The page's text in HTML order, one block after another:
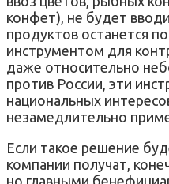
конфет), не будет
продуктов останется
инструментом для
даже относительно
против России, эти
национальных
незамедлительно
Если такое решение
компании получат,
но главными